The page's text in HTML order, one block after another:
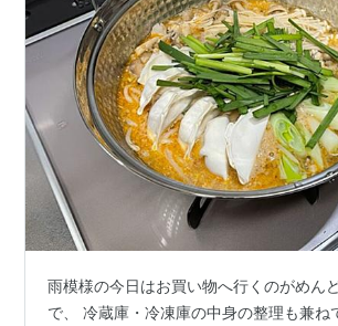
雨模様の今日はお買い物へ行くのがめん
で、 冷蔵庫・冷凍庫の中身の整理も兼ね